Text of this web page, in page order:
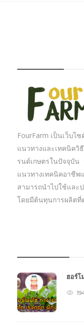
FourFarm เป็นเว็บไ
แนวทางและเทคนิควิ
รนด์เกษตรในปัจจุบัน
แนวทางเทคนิคอาชีพ
สามารถนำไปใช้และ
โดยมีต้นทุนการผลิตที่
ฮอร์โ